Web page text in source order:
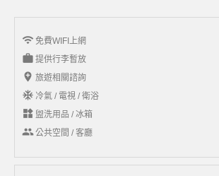
wifi 免費WIFI上網
work 提供行李暫放
add_location 旅遊相關諮詢
ac_unit 冷氣 / 電視 / 衛浴
widgets 盥洗用品 / 冰箱
group公共空間 / 客廳